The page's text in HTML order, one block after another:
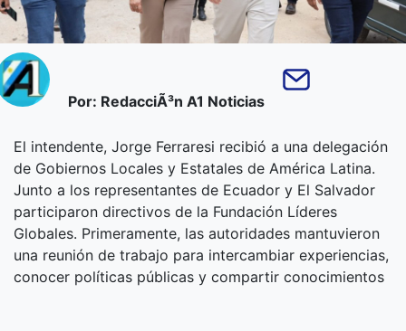
Por: RedacciÃ³n A1 Noticias
El intendente, Jorge Ferraresi recibió a una delegación
de Gobiernos Locales y Estatales de América Latina.
Junto a los representantes de Ecuador y El Salvador
participaron directivos de la Fundación Líderes
Globales. Primeramente, las autoridades mantuvieron
una reunión de trabajo para intercambiar experiencias,
conocer políticas públicas y compartir conocimientos